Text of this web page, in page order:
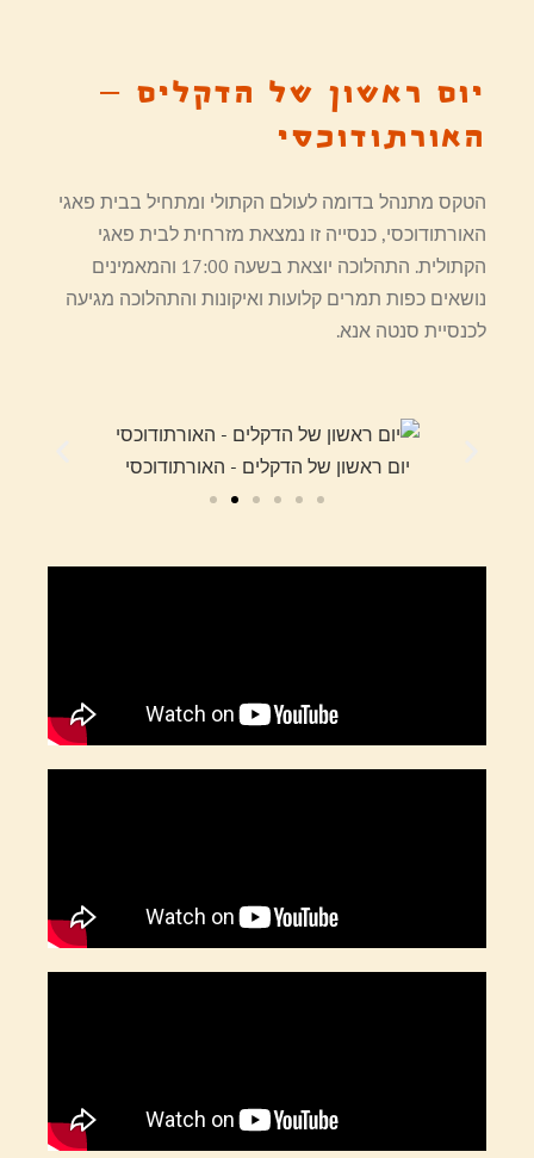
יום ראשון של הדקלים –
האורתודוכסי
הטקס מתנהל בדומה לעולם הקתולי ומתחיל בבית פאגי
האורתודוכסי, כנסייה זו נמצאת מזרחית לבית פאגי
הקתולית. התהלוכה יוצאת בשעה 17:00 והמאמינים
נושאים כפות תמרים קלועות ואיקונות והתהלוכה מגיעה
לכנסיית סנטה אנא.
יום ראשון של הדקלים - האורתודוכסי